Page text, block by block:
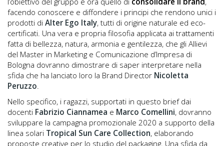
facendo conoscere e diffondere i principi che rendono unici i
prodotti di Alter Ego Italy, tutti di origine naturale ed eco-
certificati. Una vera e propria filosofia applicata ai trattamenti
fatta di bellezza, natura, armonia e gentilezza, che gli Allievi
del Master in Marketing e Comunicazione d’Impresa di
Bologna dovranno dimostrare di saper interpretare nella
sfida che ha lanciato loro la Brand Director Nicoletta
Peruzzo
Nello specifico, i ragazzi, supportati in questo brief dai
docenti Fabrizio Ciannamea e Marco Comellini, dovranno
sviluppare la campagna promozionale 2020 a supporto della
linea solari Tropical Sun Care Collection, elaborando
proposte creative per lo studio del packaging. Una sfida da